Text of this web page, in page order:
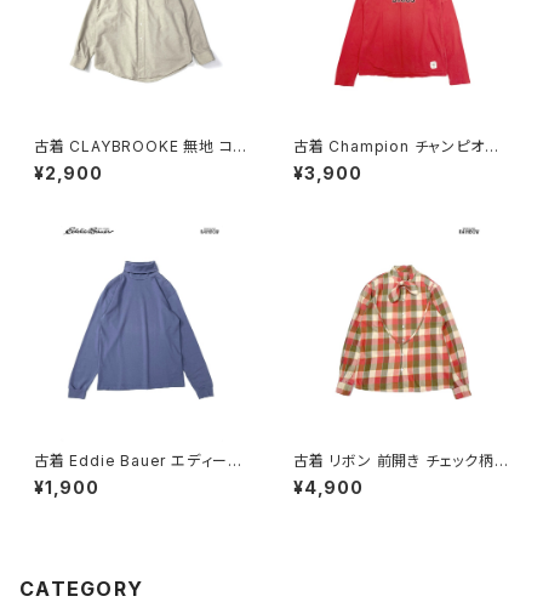
古着 CLAYBROOKE 無地 コッ
トン 長袖 シャツ ベージュ (ttu2
501167)
¥2,900
古着 Champion チャンピオン
NEW MEXICO LOBOS プリン
ト カットソー 長袖 Ｔシャツ 赤 (t
¥3,900
古着 Eddie Bauer エディーバ
ウアー タートルネック 無地 コッ
トン100％ 長袖 Ｔシャツ くすみ
¥1,900
古着 リボン 前開き チェック柄
コットン 長袖 シャツ サーモンピ
ンク ベージュ カーキ (ttu2509
¥4,900
CATEGORY